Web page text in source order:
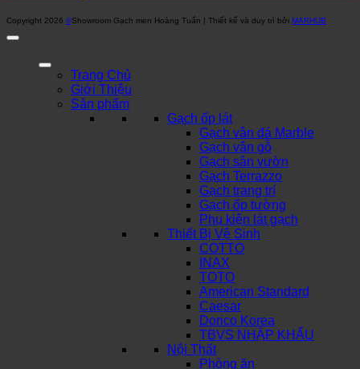
Copyright 2026 ©Showroom Gạch men Hoàng Tuấn | Thiết kế và duy trì bởi MARHUB
Trang Chủ
Giới Thiệu
Sản phẩm
Gạch ốp lát
Gạch vân đá Marble
Gạch vân gỗ
Gạch sân vườn
Gạch Terrazzo
Gạch trang trí
Gạch ốp tường
Phụ kiện lát gạch
Thiết Bị Vệ Sinh
COTTO
INAX
TOTO
American Standard
Caesar
Dorico Korea
TBVS NHẬP KHẨU
Nội Thất
Phòng ăn